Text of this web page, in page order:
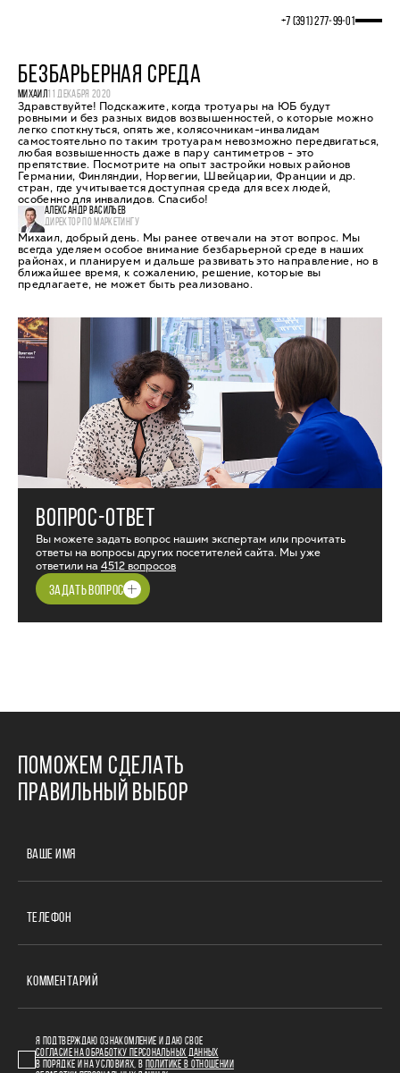
+7 (391) 277‒99‒01
БЕЗБАРЬЕРНАЯ СРЕДА
МИХАИЛ 11 ДЕКАБРЯ 2020
Здравствуйте! Подскажите, когда тротуары на ЮБ будут
ровными и без разных видов возвышенностей, о которые можно
легко споткнуться, опять же, колясочникам-инвалидам
самостоятельно по таким тротуарам невозможно передвигаться,
любая возвышенность даже в пару сантиметров - это
препятствие. Посмотрите на опыт застройки новых районов
Германии, Финляндии, Норвегии, Швейцарии, Франции и др.
стран, где учитывается доступная среда для всех людей,
особенно для инвалидов. Спасибо!
АЛЕКСАНДР ВАСИЛЬЕВ
ДИРЕКТОР ПО МАРКЕТИНГУ
Михаил, добрый день. Мы ранее отвечали на этот вопрос. Мы
всегда уделяем особое внимание безбарьерной среде в наших
районах, и планируем и дальше развивать это направление, но в
ближайшее время, к сожалению, решение, которые вы
предлагаете, не может быть реализовано.
ВОПРОС-ОТВЕТ
Вы можете задать вопрос нашим экспертам или прочитать
ответы на вопросы других посетителей сайта. Мы уже
ответили на 4512 вопросов
ЗАДАТЬ ВОПРОС
ПОМОЖЕМ СДЕЛАТЬ
ПРАВИЛЬНЫЙ ВЫБОР
ВАШЕ ИМЯ
ТЕЛЕФОН
КОММЕНТАРИЙ
Я ПОДТВЕРЖДАЮ ОЗНАКОМЛЕНИЕ И ДАЮ СВОЕ
СОГЛАСИЕ НА ОБРАБОТКУ ПЕРСОНАЛЬНЫХ ДАННЫХ
В ПОРЯДКЕ И НА УСЛОВИЯХ, В
ПОЛИТИКЕ В ОТНОШЕНИИ